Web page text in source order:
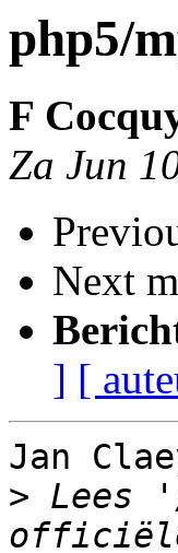
php5/
F
Za Jun
Next
] [
Jan
> Lees